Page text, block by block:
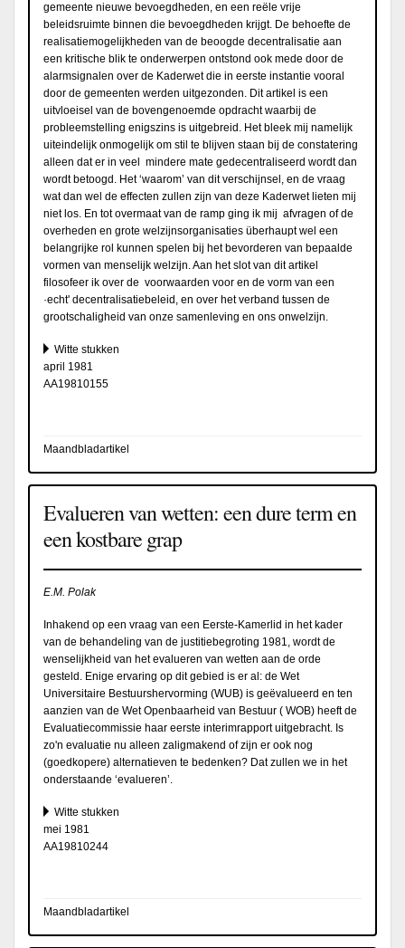
gemeente nieuwe bevoegdheden, en een reële vrije
beleidsruimte binnen die bevoegdheden krijgt. De behoefte de
realisatiemogelijkheden van de beoogde decentralisatie aan
een kritische blik te onderwerpen ontstond ook mede door de
alarmsignalen over de Kaderwet die in eerste instantie vooral
door de gemeenten werden uitgezonden. Dit artikel is een
uitvloeisel van de bovengenoemde opdracht waarbij de
probleemstelling enigszins is uitgebreid. Het bleek mij namelijk
uiteindelijk onmogelijk om stil te blijven staan bij de constatering
alleen dat er in veel mindere mate gedecentraliseerd wordt dan
wordt betoogd. Het ‘waarom’ van dit verschijnsel, en de vraag
wat dan wel de effecten zullen zijn van deze Kaderwet lieten mij
niet los. En tot overmaat van de ramp ging ik mij afvragen of de
overheden en grote welzijnsorganisaties überhaupt wel een
belangrijke rol kunnen spelen bij het bevorderen van bepaalde
vormen van menselijk welzijn. Aan het slot van dit artikel
filosofeer ik over de voorwaarden voor en de vorm van een
·echt' decentralisatiebeleid, en over het verband tussen de
grootschaligheid van onze samenleving en ons onwelzijn.
Witte stukken
april 1981
AA19810155
Maandbladartikel
Evalueren van wetten: een dure term en
een kostbare grap
E.M. Polak
Inhakend op een vraag van een Eerste-Kamerlid in het kader
van de behandeling van de justitiebegroting 1981, wordt de
wenselijkheid van het evalueren van wetten aan de orde
gesteld. Enige ervaring op dit gebied is er al: de Wet
Universitaire Bestuurshervorming (WUB) is geëvalueerd en ten
aanzien van de Wet Openbaarheid van Bestuur ( WOB) heeft de
Evaluatiecommissie haar eerste interimrapport uitgebracht. Is
zo'n evaluatie nu alleen zaligmakend of zijn er ook nog
(goedkopere) alternatieven te bedenken? Dat zullen we in het
onderstaande ‘evalueren’.
Witte stukken
mei 1981
AA19810244
Maandbladartikel